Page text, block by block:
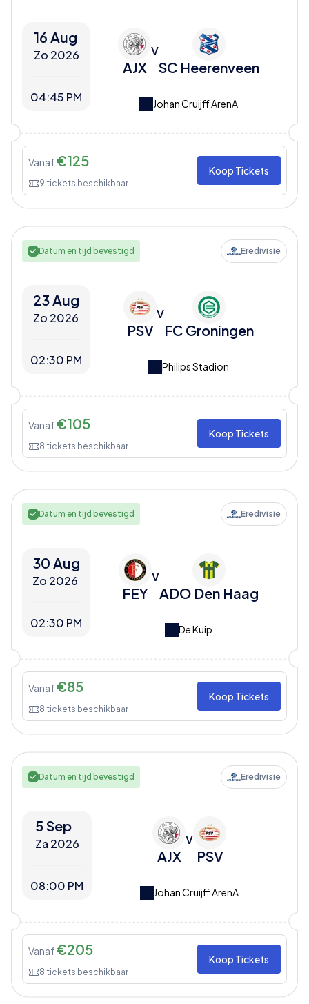
16 Aug
Zo 2026
04:45 PM
AJX
V
SC Heerenveen
Johan Cruijff ArenA
Vanaf€125
9 tickets beschikbaar
Koop Tickets
Datum en tijd bevestigd Eredivisie
23 Aug
Zo 2026
02:30 PM
PSV
V
FC Groningen
Philips Stadion
Vanaf€105
8 tickets beschikbaar
Koop Tickets
Datum en tijd bevestigd Eredivisie
30 Aug
Zo 2026
02:30 PM
FEY
V
ADO Den Haag
De Kuip
Vanaf€85
8 tickets beschikbaar
Koop Tickets
Datum en tijd bevestigd Eredivisie
5 Sep
Za 2026
08:00 PM
AJX
V
PSV
Johan Cruijff ArenA
Vanaf€205
8 tickets beschikbaar
Koop Tickets